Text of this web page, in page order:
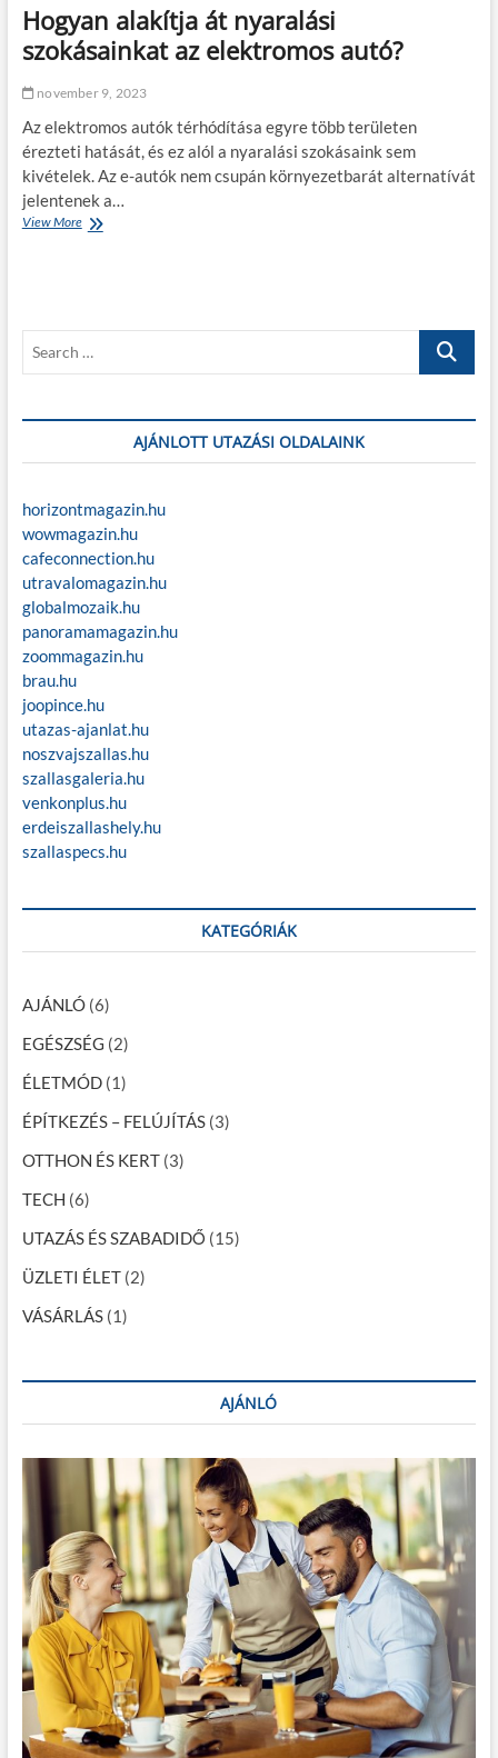
c
s
o
b
j
e
s
e
t
é
Hogyan alakítja át nyaralási
szokásainkat az elektromos autó?
november 9, 2023
Az elektromos autók térhódítása egyre több területen
érezteti hatását, és ez alól a nyaralási szokásaink sem
kivételek. Az e-autók nem csupán környezetbarát alternatívát
jelentenek a…
View MoreH
l
í
j
t
n
y
a
r
l
á
i
s
z
o
k
á
s
i
e
e
t
o
o
a
t
?
r
h
AJÁNLOTT UTAZÁSI OLDALAINK
horizontmagazin.hu
wowmagazin.hu
cafeconnection.hu
utravalomagazin.hu
globalmozaik.hu
panoramamagazin.hu
zoommagazin.hu
brau.hu
joopince.hu
utazas-ajanlat.hu
noszvajszallas.hu
szallasgaleria.hu
venkonplus.hu
erdeiszallashely.hu
szallaspecs.hu
KATEGÓRIÁK
AJÁNLÓ(6)
EGÉSZSÉG (2)
ÉLETMÓD(1)
ÉPÍTKEZÉS – FELÚJÍTÁS(3)
OTTHON ÉS KERT(3)
TECH (6)
UTAZÁS ÉS SZABADIDŐ (15)
ÜZLETI ÉLET(2)
VÁSÁRLÁS(1)
AJÁNLÓ